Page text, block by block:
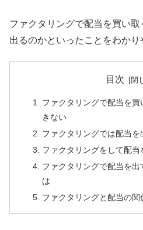
ファクタリングで配当を買い
出るのかといったことをわかり
目次
ファクタリングで配当を
きない
ファクタリングでは配当を
ファクタリングをして配
ファクタリングで配当を出
は
ファクタリングと配当の関